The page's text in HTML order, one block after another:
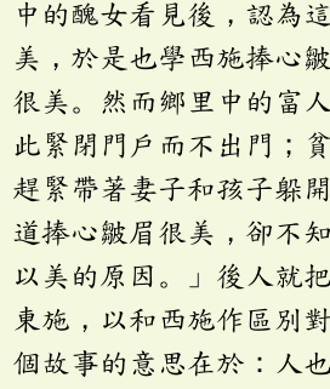
中的醜女看見後，認為
美，於是也學西施捧心
很美。然而鄉里中的富
此緊閉門戶而不出門；
趕緊帶著妻子和孩子躲
道捧心皺眉很美，卻不
以美的原因。」後人就
東施，以和西施作區別
個故事的意思在於：人